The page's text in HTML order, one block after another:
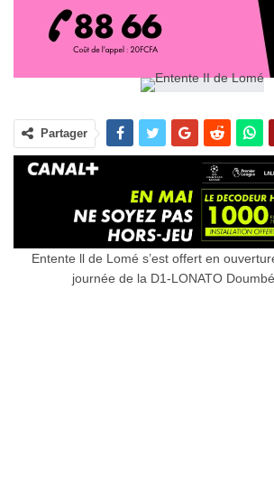
Partager
Entente ll de Lomé s’est offert en
journée de la D1-LONATO